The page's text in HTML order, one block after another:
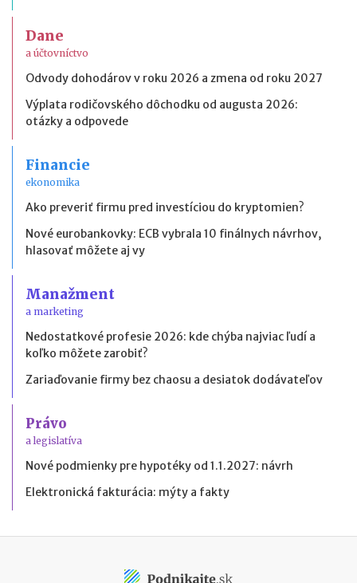
Dane
a účtovníctvo
Odvody dohodárov v roku 2026 a zmena od roku 2027
Výplata rodičovského dôchodku od augusta 2026:
otázky a odpovede
Financie
ekonomika
Ako preveriť firmu pred investíciou do kryptomien?
Nové eurobankovky: ECB vybrala 10 finálnych návrhov,
hlasovať môžete aj vy
Manažment
a marketing
Nedostatkové profesie 2026: kde chýba najviac ľudí a
koľko môžete zarobiť?
Zariaďovanie firmy bez chaosu a desiatok dodávateľov
Právo
a legislatíva
Nové podmienky pre hypotéky od 1.1.2027: návrh
Elektronická fakturácia: mýty a fakty